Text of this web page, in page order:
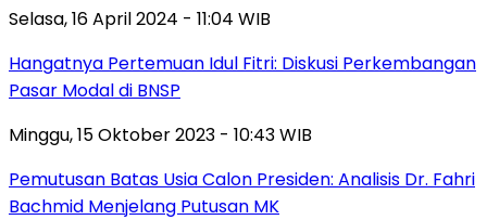
Selasa, 16 April 2024 - 11:04 WIB
Hangatnya Pertemuan Idul Fitri: Diskusi Perkembangan
Pasar Modal di BNSP
Minggu, 15 Oktober 2023 - 10:43 WIB
Pemutusan Batas Usia Calon Presiden: Analisis Dr. Fahri
Bachmid Menjelang Putusan MK